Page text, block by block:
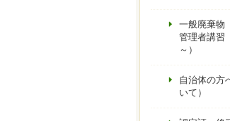
一般廃棄物
管理者講習
～）
自治体の方
いて）